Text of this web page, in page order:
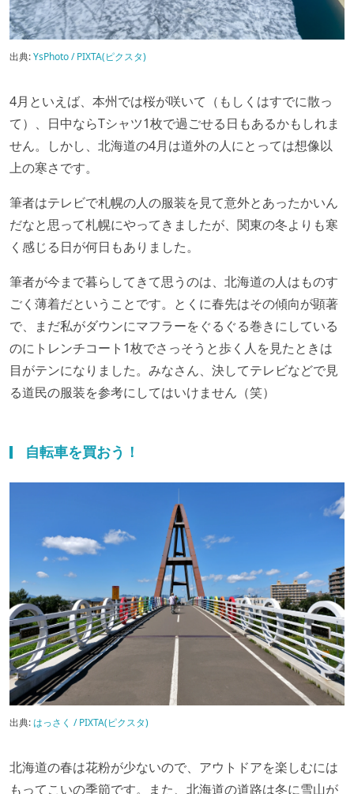
出典:YsPhoto / PIXTA(ピクスタ)
4月といえば、本州では桜が咲いて（もしくはすでに散っ
て）、日中ならTシャツ1枚で過ごせる日もあるかもしれま
せん。しかし、北海道の4月は道外の人にとっては想像以
上の寒さです。
筆者はテレビで札幌の人の服装を見て意外とあったかいん
だなと思って札幌にやってきましたが、関東の冬よりも寒
く感じる日が何日もありました。
筆者が今まで暮らしてきて思うのは、北海道の人はものす
ごく薄着だということです。とくに春先はその傾向が顕著
で、まだ私がダウンにマフラーをぐるぐる巻きにしている
のにトレンチコート1枚でさっそうと歩く人を見たときは
目がテンになりました。みなさん、決してテレビなどで見
る道民の服装を参考にしてはいけません（笑）
自転車を買おう！
出典:はっさく / PIXTA(ピクスタ)
北海道の春は花粉が少ないので、アウトドアを楽しむには
もってこいの季節です。また、北海道の道路は冬に雪山が